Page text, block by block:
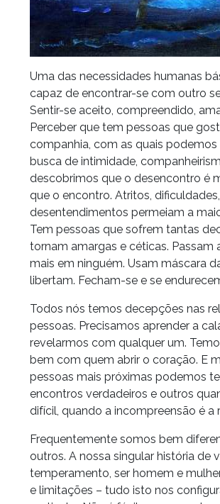
Uma das necessidades humanas
capaz de encontrar-se com outro
Sentir-se aceito, compreendido,
Perceber que tem pessoas que
companhia, com as quais podemos
busca de intimidade,
descobrimos que o desencontro é
que o encontro. Atritos, dificuldades,
desentendimentos permeiam a
Tem pessoas que sofrem tantas
tornam amargas e céticas. Passam
mais em ninguém. Usam máscara
libertam. Fecham-se e se
Todos nós temos decepções nas
pessoas. Precisamos aprender a
revelarmos com qualquer um.
bem com quem abrir o coração. E
pessoas mais próximas podemos
encontros verdadeiros e outros
difícil, quando a incompreensão é a
Frequentemente somos bem
outros. A nossa singular história de
temperamento, ser homem e
e limitações – tudo isto nos